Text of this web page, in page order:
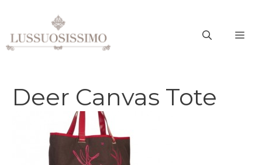
contenuto
Deer Canvas Tote